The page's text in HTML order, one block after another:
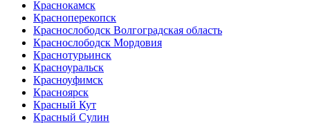
Краснокамск
Красноперекопск
Краснослободск Волгоградская область
Краснослободск Мордовия
Краснотурьинск
Красноуральск
Красноуфимск
Красноярск
Красный Кут
Красный Сулин